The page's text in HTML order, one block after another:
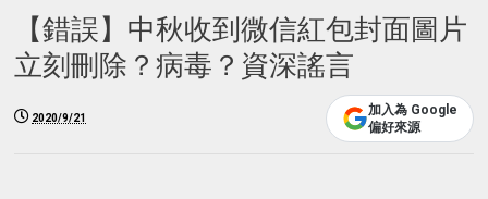
【錯誤】中秋收到微信紅包封面圖片
立刻刪除？病毒？資深謠言
2020/9/21
加入為 Google
偏好來源